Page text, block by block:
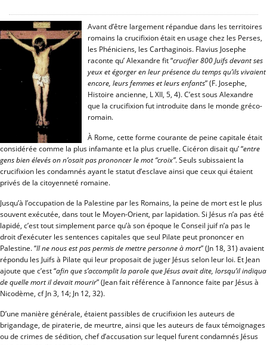
Avant d’être largement répandue dans les territoires
romains la crucifixion était en usage chez les Perses,
les Phéniciens, les Carthaginois. Flavius Josephe
raconte qu’ Alexandre fit “crucifier 800 Juifs devant ses
yeux et égorger en leur présence du temps qu’ils vivaient
encore, leurs femmes et leurs enfants” (F. Josephe,
Histoire ancienne, L XII, 5, 4). C’est sous Alexandre
que la crucifixion fut introduite dans le monde gréco-
romain.
À Rome, cette forme courante de peine capitale était
considérée comme la plus infamante et la plus cruelle. Cicéron disait qu’ “entre
gens bien élevés on n’osait pas prononcer le mot “croix”. Seuls subissaient la
crucifixion les condamnés ayant le statut d’esclave ainsi que ceux qui étaient
privés de la citoyenneté romaine.
Jusqu’à l’occupation de la Palestine par les Romains, la peine de mort est le plus
souvent exécutée, dans tout le Moyen-Orient, par lapidation. Si Jésus n’a pas été
lapidé, c’est tout simplement parce qu’à son époque le Conseil juif n’a pas le
droit d’exécuter les sentences capitales que seul Pilate peut prononcer en
Palestine. “Il ne nous est pas permis de mettre personne à mort” (Jn 18, 31) avaient
répondu les Juifs à Pilate qui leur proposait de juger Jésus selon leur loi. Et Jean
ajoute que c’est “afin que s’accomplit la parole que Jésus avait dite, lorsqu’il indiqua
de quelle mort il devait mourir” (Jean fait référence à l’annonce faite par Jésus à
Nicodème, cf Jn 3, 14; Jn 12, 32).
D’une manière générale, étaient passibles de crucifixion les auteurs de
brigandage, de piraterie, de meurtre, ainsi que les auteurs de faux témoignages
ou de crimes de sédition, chef d’accusation sur lequel furent condamnés Jésus